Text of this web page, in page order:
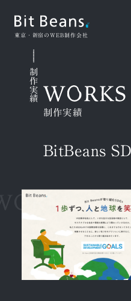
東京・新宿のWEB制作会社
制作実績
制作実績
BitBeans